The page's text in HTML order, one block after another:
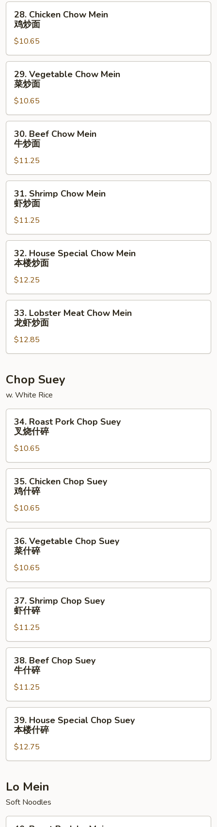
叉
Chicken
Chow
Mein
鸡
炒
28. Chicken Chow Mein
鸡炒面
$10.65
Vegetable
Chow
Mein
菜
炒
29. Vegetable Chow Mein
菜炒面
$10.65
Beef
Chow
Mein
牛
炒
30. Beef Chow Mein
牛炒面
$11.25
Shrimp
Chow
Mein
虾
炒
31. Shrimp Chow Mein
虾炒面
$11.25
House
Special
Chow
Mein
本
32. House Special Chow Mein
本楼炒面
$12.25
Lobster
Meat
Chow
Mein
虾
面
33. Lobster Meat Chow Mein
龙虾炒面
$12.85
Chop Suey
w. White Rice
Roast
Pork
Chop
Suey
叉
34. Roast Pork Chop Suey
叉烧什碎
$10.65
Chicken
Chop
Suey
鸡
什
35. Chicken Chop Suey
鸡什碎
$10.65
Vegetable
Chop
Suey
菜
什
36. Vegetable Chop Suey
菜什碎
$10.65
Shrimp
Chop
Suey
虾
什
37. Shrimp Chop Suey
虾什碎
$11.25
Beef
Chop
Suey
牛
什
38. Beef Chop Suey
牛什碎
$11.25
House
Special
Chop
Suey
楼
碎
39. House Special Chop Suey
本楼什碎
$12.75
Lo Mein
Soft Noodles